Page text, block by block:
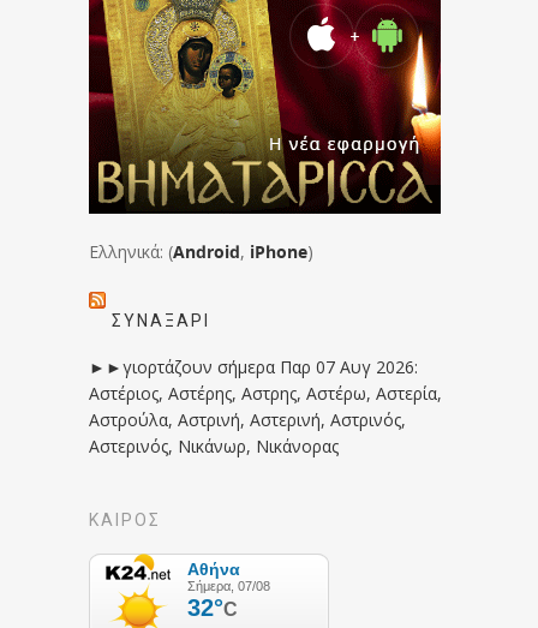
Ελληνικά: (Android, iPhone)
ΣΥΝΑΞΆΡΙ
►►γιορτάζουν σήμερα Παρ 07 Αυγ 2026:
Αστέριος, Αστέρης, Αστρης, Αστέρω, Αστερία,
Αστρούλα, Αστρινή, Αστερινή, Αστρινός,
Αστερινός, Νικάνωρ, Νικάνορας
ΚΑΙΡΟΣ